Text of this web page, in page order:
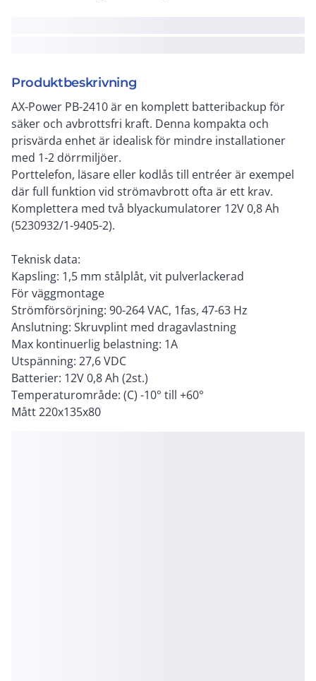
Produktbeskrivning
AX-Power PB-2410 är en komplett batteribackup för
säker och avbrottsfri kraft. Denna kompakta och
prisvärda enhet är idealisk för mindre installationer
med 1-2 dörrmiljöer.
Porttelefon, läsare eller kodlås till entréer är exempel
där full funktion vid strömavbrott ofta är ett krav.
Komplettera med två blyackumulatorer 12V 0,8 Ah
(5230932/1-9405-2).
Teknisk data:
Kapsling: 1,5 mm stålplåt, vit pulverlackerad
För väggmontage
Strömförsörjning: 90-264 VAC, 1fas, 47-63 Hz
Anslutning: Skruvplint med dragavlastning
Max kontinuerlig belastning: 1A
Utspänning: 27,6 VDC
Batterier: 12V 0,8 Ah (2st.)
Temperaturområde: (C) -10° till +60°
Mått 220x135x80